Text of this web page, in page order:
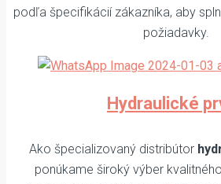
podľa špecifikácií zákazníka, aby
požiadavky.
Hydraulické
Ako špecializovaný distribútor
ponúkame široký výber